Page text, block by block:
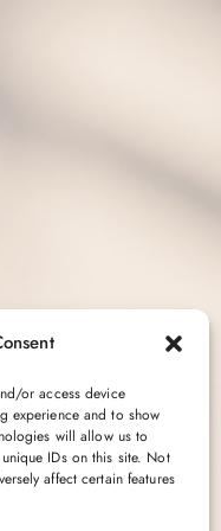
or access device
experience and to show
will allow us to
IDs on this site. Not
affect certain features